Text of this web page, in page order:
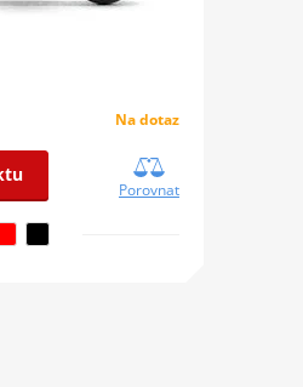
Na dotaz
Porovnat